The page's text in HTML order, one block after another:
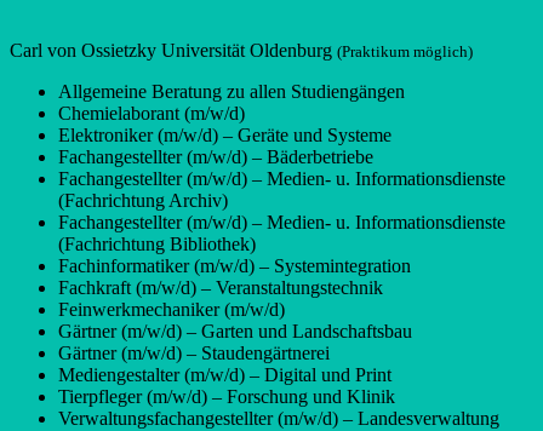
Carl von Ossietzky Universität Oldenburg (Praktikum möglich)
Allgemeine Beratung zu allen Studiengängen
Chemielaborant (m/w/d)
Elektroniker (m/w/d) – Geräte und Systeme
Fachangestellter (m/w/d) – Bäderbetriebe
Fachangestellter (m/w/d) – Medien- u. Informationsdienste
(Fachrichtung Archiv)
Fachangestellter (m/w/d) – Medien- u. Informationsdienste
(Fachrichtung Bibliothek)
Fachinformatiker (m/w/d) – Systemintegration
Fachkraft (m/w/d) – Veranstaltungstechnik
Feinwerkmechaniker (m/w/d)
Gärtner (m/w/d) – Garten und Landschaftsbau
Gärtner (m/w/d) – Staudengärtnerei
Mediengestalter (m/w/d) – Digital und Print
Tierpfleger (m/w/d) – Forschung und Klinik
Verwaltungsfachangestellter (m/w/d) – Landesverwaltung